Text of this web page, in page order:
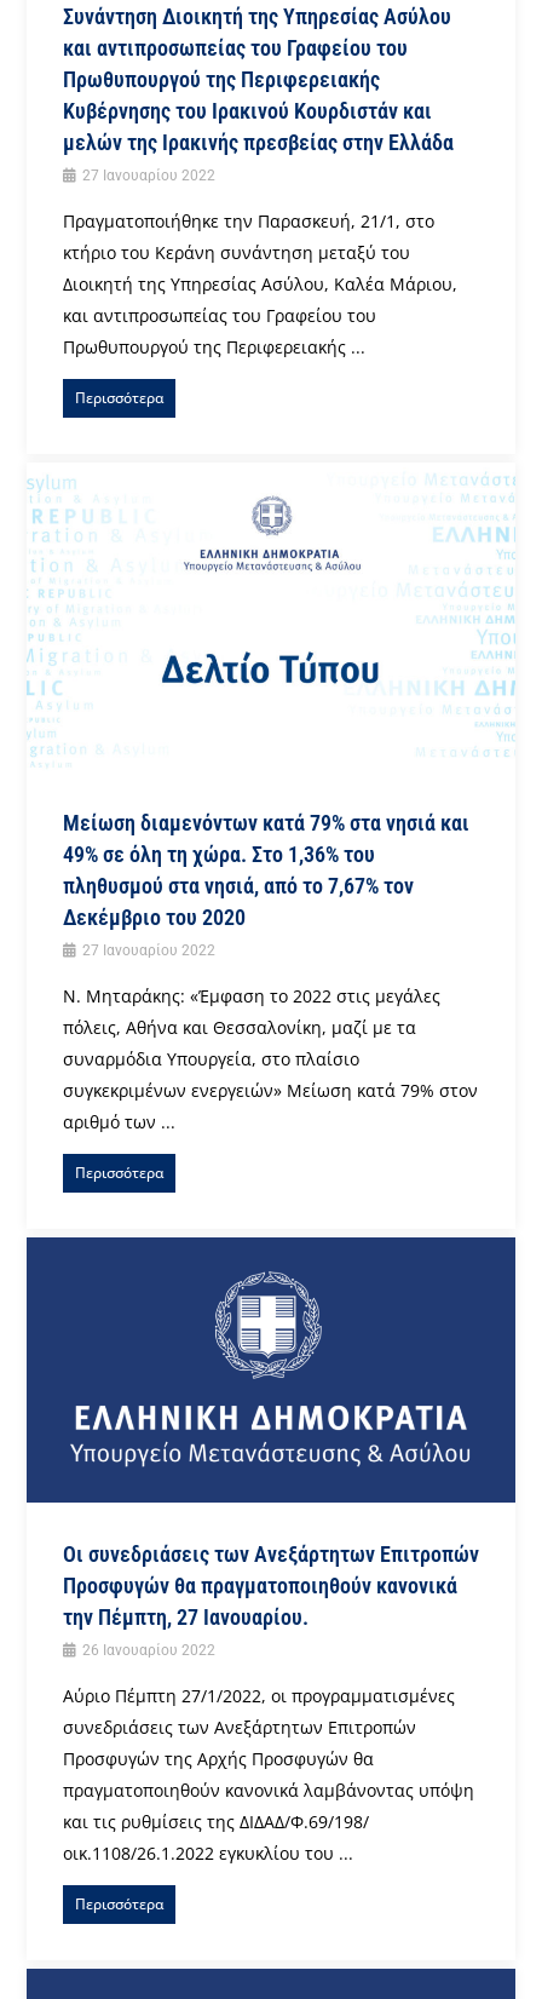
Συνάντηση Διοικητή της Υπηρεσίας Ασύλου
και αντιπροσωπείας του Γραφείου του
Πρωθυπουργού της Περιφερειακής
Κυβέρνησης του Ιρακινού Κουρδιστάν και
μελών της Ιρακινής πρεσβείας στην Ελλάδα
27 Ιανουαρίου 2022
Πραγματοποιήθηκε την Παρασκευή, 21/1, στο
κτήριο του Κεράνη συνάντηση μεταξύ του
Διοικητή της Υπηρεσίας Ασύλου, Καλέα Μάριου,
και αντιπροσωπείας του Γραφείου του
Πρωθυπουργού της Περιφερειακής ...
Περισσότερα
Μείωση διαμενόντων κατά 79% στα νησιά και
49% σε όλη τη χώρα. Στο 1,36% του
πληθυσμού στα νησιά, από το 7,67% τον
Δεκέμβριο του 2020
27 Ιανουαρίου 2022
Ν. Μηταράκης: «Έμφαση το 2022 στις μεγάλες
πόλεις, Αθήνα και Θεσσαλονίκη, μαζί με τα
συναρμόδια Υπουργεία, στο πλαίσιο
συγκεκριμένων ενεργειών» Μείωση κατά 79% στον
αριθμό των ...
Περισσότερα
Oι συνεδριάσεις των Ανεξάρτητων Επιτροπών
Προσφυγών θα πραγματοποιηθούν κανονικά
την Πέμπτη, 27 Ιανουαρίου.
26 Ιανουαρίου 2022
Αύριο Πέμπτη 27/1/2022, οι προγραμματισμένες
συνεδριάσεις των Ανεξάρτητων Επιτροπών
Προσφυγών της Αρχής Προσφυγών θα
πραγματοποιηθούν κανονικά λαμβάνοντας υπόψη
και τις ρυθμίσεις της ΔΙΔΑΔ/Φ.69/198/
οικ.1108/26.1.2022 εγκυκλίου του ...
Περισσότερα